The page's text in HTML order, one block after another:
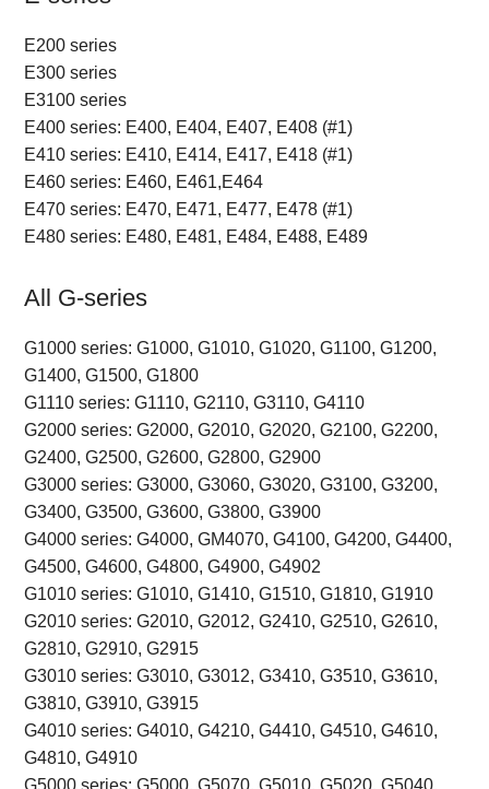
E200 series
E300 series
E3100 series
E400 series: E400, E404, E407, E408 (#1)
E410 series: E410, E414, E417, E418 (#1)
E460 series: E460, E461,E464
E470 series: E470, E471, E477, E478 (#1)
E480 series: E480, E481, E484, E488, E489
All G-series
G1000 series: G1000, G1010, G1020, G1100, G1200,
G1400, G1500, G1800
G1110 series: G1110, G2110, G3110, G4110
G2000 series: G2000, G2010, G2020, G2100, G2200,
G2400, G2500, G2600, G2800, G2900
G3000 series: G3000, G3060, G3020, G3100, G3200,
G3400, G3500, G3600, G3800, G3900
G4000 series: G4000, GM4070, G4100, G4200, G4400,
G4500, G4600, G4800, G4900, G4902
G1010 series: G1010, G1410, G1510, G1810, G1910
G2010 series: G2010, G2012, G2410, G2510, G2610,
G2810, G2910, G2915
G3010 series: G3010, G3012, G3410, G3510, G3610,
G3810, G3910, G3915
G4010 series: G4010, G4210, G4410, G4510, G4610,
G4810, G4910
G5000 series: G5000, G5070, G5010, G5020, G5040,